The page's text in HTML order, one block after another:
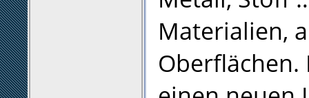
Materialien,